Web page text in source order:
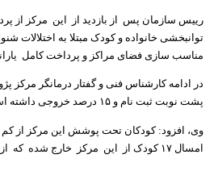
رییس سازمان پس از بازدید از این مرکز از
توانبخشی خانواده و کودک مبتلا به اختلالات
مناسب سازی فضای مراکز و پرداخت کامل یارانه ۸۹ مرکزی که در این خصوص فعالیت می‌کنند، خبر
پشت نوبت ثبت نام و ۱۵ درصد خروجی داشته است.
وی، افزود: کودکان تحت پوشش این مرکز از کم
امسال ۱۷ کودک از این مرکز خارج شده که از این تعداد ۱۱ نفر راهی مدارس عادی شدند./ بهزیستی